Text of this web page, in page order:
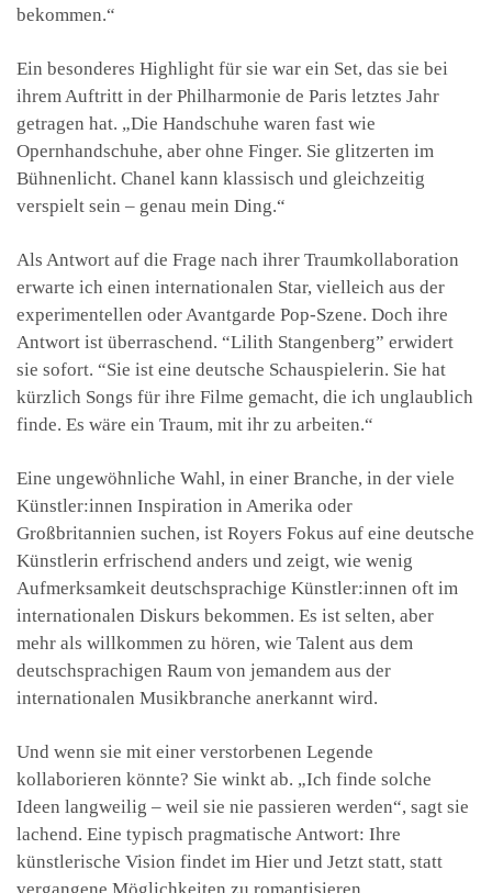
bekommen.“
Ein besonderes Highlight für sie war ein Set, das sie bei
ihrem Auftritt in der Philharmonie de Paris letztes Jahr
getragen hat. „Die Handschuhe waren fast wie
Opernhandschuhe, aber ohne Finger. Sie glitzerten im
Bühnenlicht. Chanel kann klassisch und gleichzeitig
verspielt sein – genau mein Ding.“
Als Antwort auf die Frage nach ihrer Traumkollaboration
erwarte ich einen internationalen Star, vielleich aus der
experimentellen oder Avantgarde Pop-Szene. Doch ihre
Antwort ist überraschend. “Lilith Stangenberg” erwidert
sie sofort. “Sie ist eine deutsche Schauspielerin. Sie hat
kürzlich Songs für ihre Filme gemacht, die ich unglaublich
finde. Es wäre ein Traum, mit ihr zu arbeiten.“
Eine ungewöhnliche Wahl, in einer Branche, in der viele
Künstler:innen Inspiration in Amerika oder
Großbritannien suchen, ist Royers Fokus auf eine deutsche
Künstlerin erfrischend anders und zeigt, wie wenig
Aufmerksamkeit deutschsprachige Künstler:innen oft im
internationalen Diskurs bekommen. Es ist selten, aber
mehr als willkommen zu hören, wie Talent aus dem
deutschsprachigen Raum von jemandem aus der
internationalen Musikbranche anerkannt wird.
Und wenn sie mit einer verstorbenen Legende
kollaborieren könnte? Sie winkt ab. „Ich finde solche
Ideen langweilig – weil sie nie passieren werden“, sagt sie
lachend. Eine typisch pragmatische Antwort: Ihre
künstlerische Vision findet im Hier und Jetzt statt, statt